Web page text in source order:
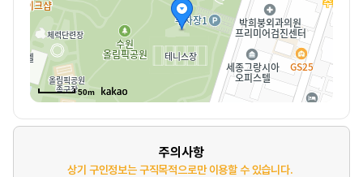
50m
주의사항
상기 구인정보는 구직목적으로만 이용할 수 있습니다.